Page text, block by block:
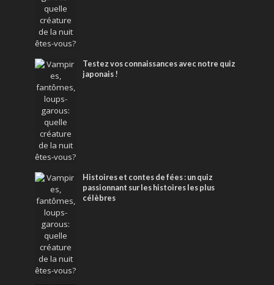
Testez vos connaissances avec notre quiz
japonais !
Histoires et contes de fées : un quiz
passionnant sur les histoires les plus
célèbres